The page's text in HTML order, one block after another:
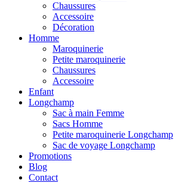
Chaussures
Accessoire
Décoration
Homme
Maroquinerie
Petite maroquinerie
Chaussures
Accessoire
Enfant
Longchamp
Sac à main Femme
Sacs Homme
Petite maroquinerie Longchamp
Sac de voyage Longchamp
Promotions
Blog
Contact